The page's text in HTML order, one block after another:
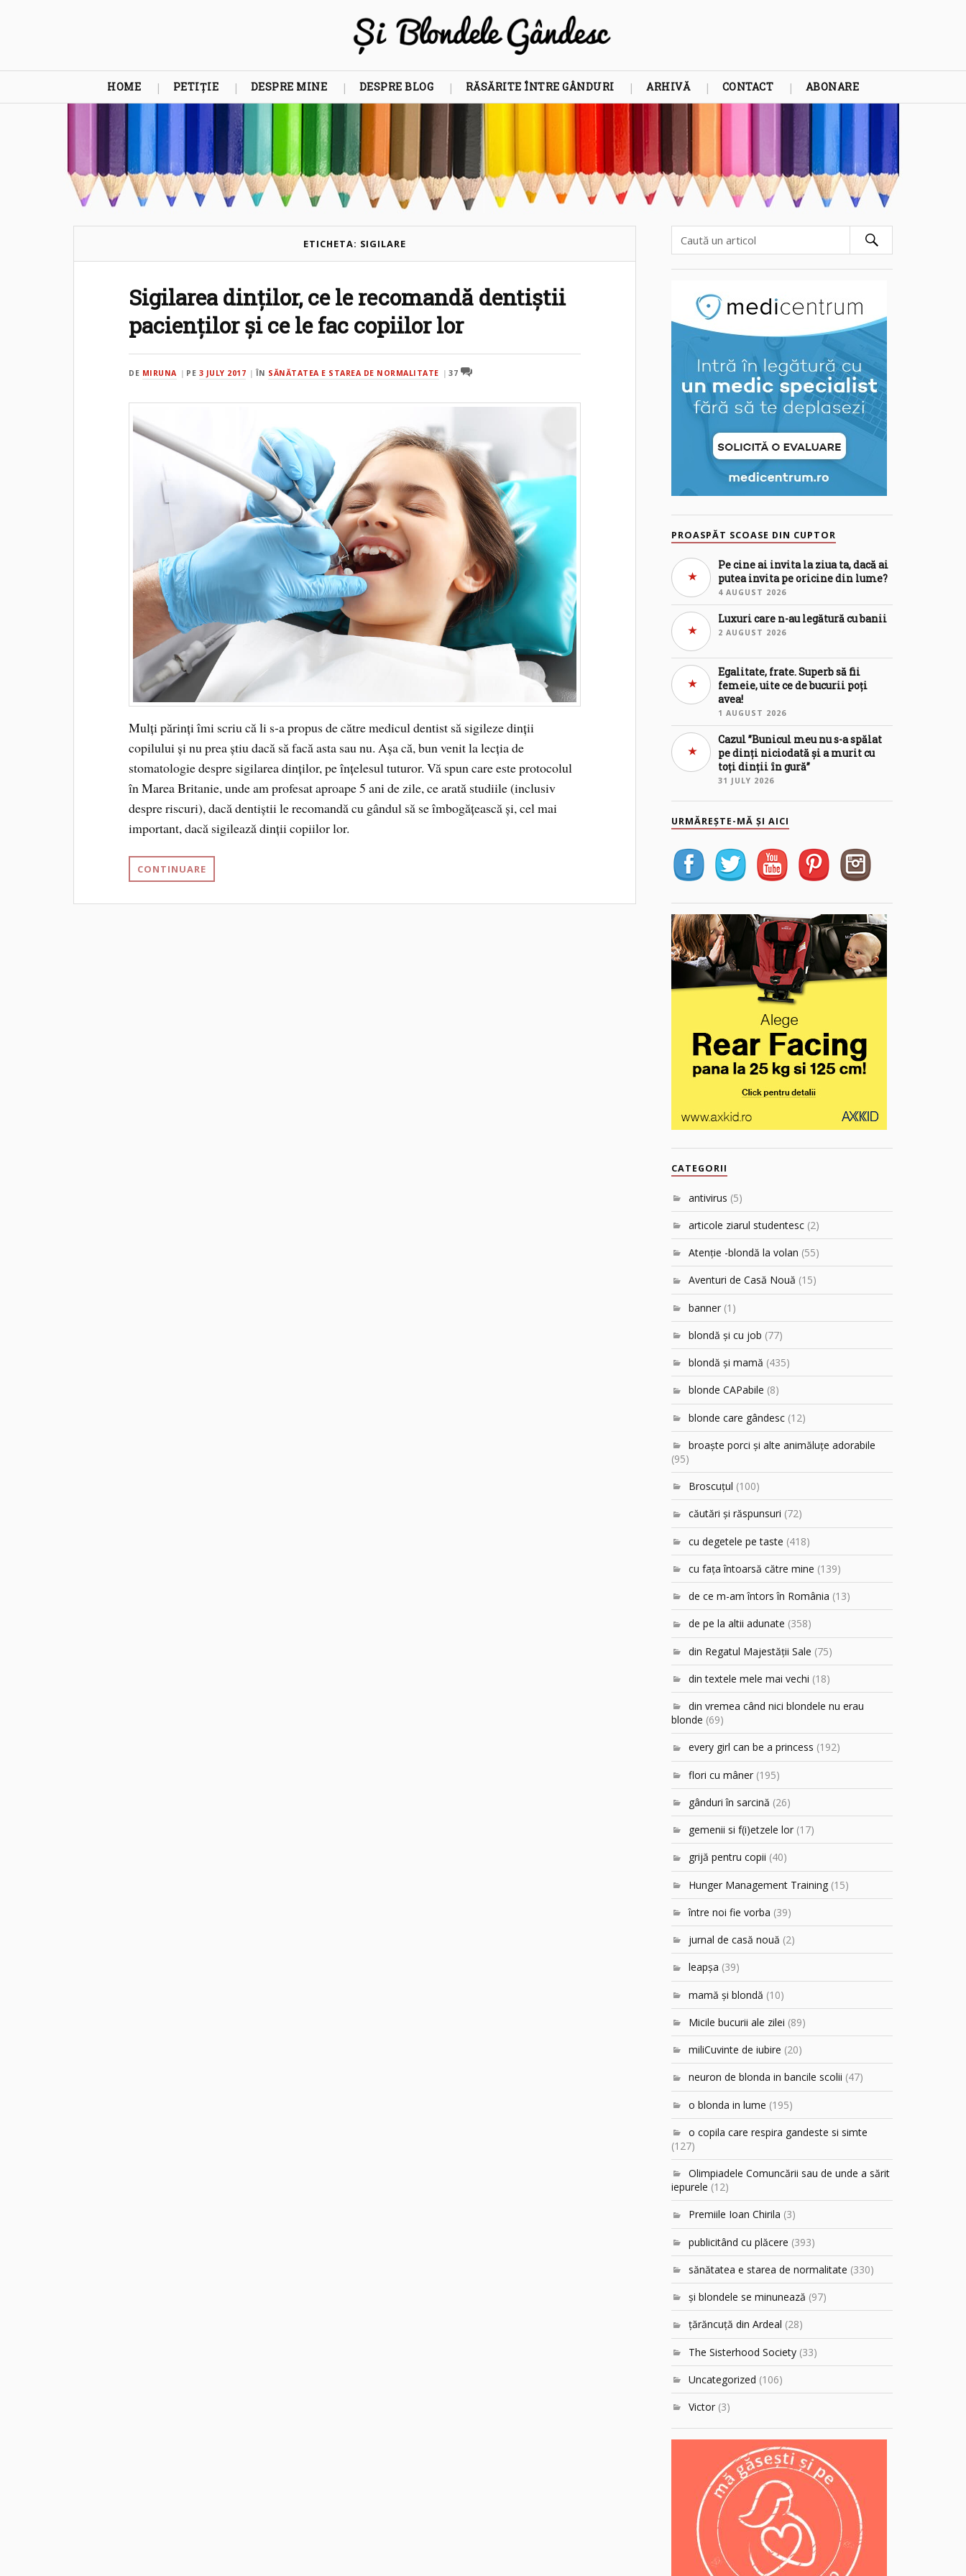
HOME PETIȚIE DESPRE MINE DESPRE BLOG RĂSĂRITE ÎNTRE GÂNDURI ARHIVĂ CONTACT ABONARE
ETICHETA: SIGILARE
Sigilarea dinților, ce le recomandă dentiștii
pacienților și ce le fac copiilor lor
DE MIRUNA PE 3 JULY 2017 ÎN SĂNĂTATEA E STAREA DE NORMALITATE 37
Mulți părinți îmi scriu că li s-a propus de către medicul dentist să sigileze dinții
copilului și nu prea știu dacă să facă asta sau nu. Așa că, bun venit la lecția de
stomatologie despre sigilarea dinților, pe înțelesul tuturor. Vă spun care este protocolul
în Marea Britanie, unde am profesat aproape 5 ani de zile, ce arată studiile (inclusiv
despre riscuri), dacă dentiștii le recomandă cu gândul să se îmbogățească și, cel mai
important, dacă sigilează dinții copiilor lor.
CONTINUARE
PROASPĂT SCOASE DIN CUPTOR
Pe cine ai invita la ziua ta, dacă ai
putea invita pe oricine din lume?
4 AUGUST 2026
Luxuri care n-au legătură cu banii
2 AUGUST 2026
Egalitate, frate. Superb să fii
femeie, uite ce de bucurii poți
avea!
1 AUGUST 2026
Cazul ”Bunicul meu nu s-a spălat
pe dinți niciodată și a murit cu
toți dinții în gură”
31 JULY 2026
URMĂREȘTE-MĂ ȘI AICI
CATEGORII
antivirus (5)
articole ziarul studentesc (2)
Atenţie -blondă la volan (55)
Aventuri de Casă Nouă (15)
banner (1)
blondă şi cu job (77)
blondă şi mamă (435)
blonde CAPabile (8)
blonde care gândesc (12)
broaşte porci şi alte animăluţe adorabile
(95)
Broscuțul (100)
căutări şi răspunsuri (72)
cu degetele pe taste (418)
cu faţa întoarsă către mine (139)
de ce m-am întors în România (13)
de pe la altii adunate (358)
din Regatul Majestăţii Sale (75)
din textele mele mai vechi (18)
din vremea când nici blondele nu erau
blonde (69)
every girl can be a princess (192)
flori cu mâner (195)
gânduri în sarcină (26)
gemenii si f(i)etzele lor (17)
grijă pentru copii (40)
Hunger Management Training (15)
între noi fie vorba (39)
jurnal de casă nouă (2)
leapşa (39)
mamă şi blondă (10)
Micile bucurii ale zilei (89)
miliCuvinte de iubire (20)
neuron de blonda in bancile scolii (47)
o blonda in lume (195)
o copila care respira gandeste si simte
(127)
Olimpiadele Comuncării sau de unde a sărit
iepurele (12)
Premiile Ioan Chirila (3)
publicitând cu plăcere (393)
sănătatea e starea de normalitate (330)
şi blondele se minunează (97)
ţărăncuţă din Ardeal (28)
The Sisterhood Society (33)
Uncategorized (106)
Victor (3)